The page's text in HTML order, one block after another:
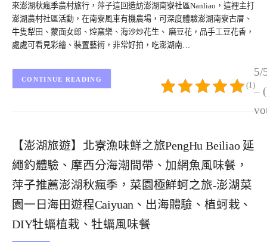
來澎湖秋瘋季農村旅行，萍子這回造訪澎湖南寮社區Nanliao，這裡主打
澎湖農村社區活動，在南寮風車有機農場，可深度體驗澎湖南寮古厝、
牛隻犁田、蒙面女郎、焢窯樂、海沙炒花生、 磨豆花，品手工豆花香，
處處可看見彩繪、裝置藝術，非常好拍，吃澎湖南…
5/
–
(1)
CONTINUE READING
【澎湖旅遊】北寮漁味鮮之旅PengHu Beiliao 延
繩釣體驗、摩西分海潮間帶、加網魚風味餐，
萍子推薦澎湖秋瘋季，菜園極鮮蚵之旅-澎湖菜
園一日海田遊程Caiyuan、出海體驗、植蚵栽、
DIY牡蠣植栽、牡蠣風味餐